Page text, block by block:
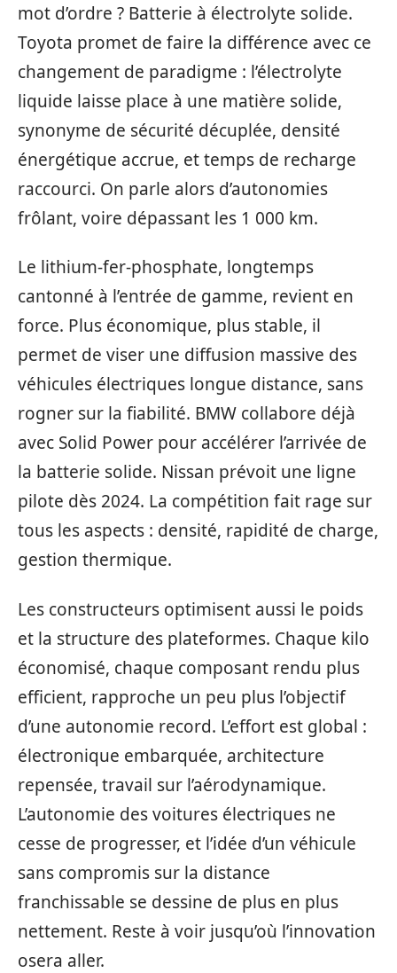
mot d’ordre ? Batterie à électrolyte solide.
Toyota promet de faire la différence avec ce
changement de paradigme : l’électrolyte
liquide laisse place à une matière solide,
synonyme de sécurité décuplée, densité
énergétique accrue, et temps de recharge
raccourci. On parle alors d’autonomies
frôlant, voire dépassant les 1 000 km.
Le lithium-fer-phosphate, longtemps
cantonné à l’entrée de gamme, revient en
force. Plus économique, plus stable, il
permet de viser une diffusion massive des
véhicules électriques longue distance, sans
rogner sur la fiabilité. BMW collabore déjà
avec Solid Power pour accélérer l’arrivée de
la batterie solide. Nissan prévoit une ligne
pilote dès 2024. La compétition fait rage sur
tous les aspects : densité, rapidité de charge,
gestion thermique.
Les constructeurs optimisent aussi le poids
et la structure des plateformes. Chaque kilo
économisé, chaque composant rendu plus
efficient, rapproche un peu plus l’objectif
d’une autonomie record. L’effort est global :
électronique embarquée, architecture
repensée, travail sur l’aérodynamique.
L’autonomie des voitures électriques ne
cesse de progresser, et l’idée d’un véhicule
sans compromis sur la distance
franchissable se dessine de plus en plus
nettement. Reste à voir jusqu’où l’innovation
osera aller.